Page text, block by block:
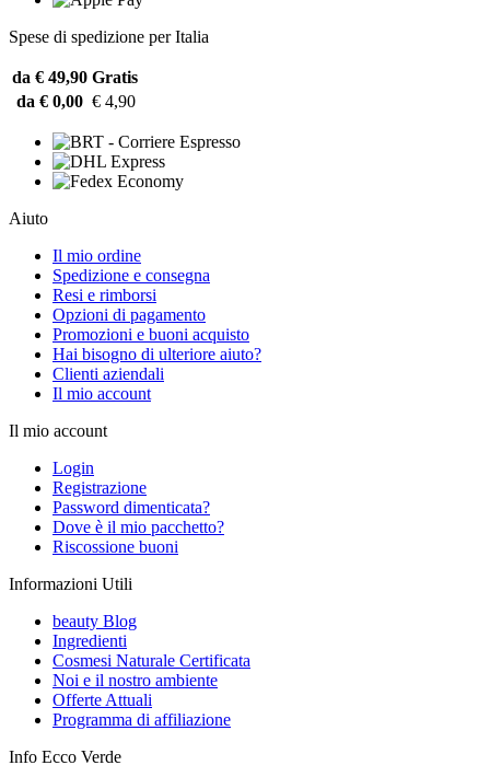
Spese di spedizione per Italia
da € 49,90 Gratis
da € 0,00 € 4,90
Aiuto
Il mio ordine
Spedizione e consegna
Resi e rimborsi
Opzioni di pagamento
Promozioni e buoni acquisto
Hai bisogno di ulteriore aiuto?
Clienti aziendali
Il mio account
Il mio account
Login
Registrazione
Password dimenticata?
Dove è il mio pacchetto?
Riscossione buoni
Informazioni Utili
beauty Blog
Ingredienti
Cosmesi Naturale Certificata
Noi e il nostro ambiente
Offerte Attuali
Programma di affiliazione
Info Ecco Verde